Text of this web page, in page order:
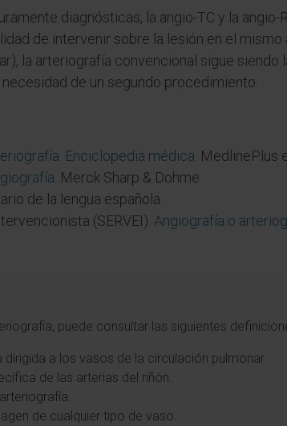
diagnósticas, la angio-TC y la angio-
de intervenir sobre la lesión en el mismo
la arteriografía convencional sigue
de un segundo procedimiento.
Enciclopedia médica . MedlinePlus
. Merck Sharp & Dohme.
de la lengua española.
(SERVEI). Angiografía o
puede consultar las siguientes
a los vasos de la circulación pulmonar.
de las arterias del riñón.
de cualquier tipo de vaso.